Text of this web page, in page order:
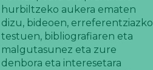
hurbiltzeko aukera ematen
dizu, bideoen, erreferentziazko
testuen, bibliografiaren eta
malgutasunez eta zure
denbora eta interesetara